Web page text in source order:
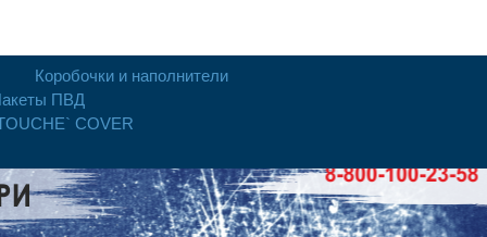
Коробочки и наполнители
ПВД
COVER